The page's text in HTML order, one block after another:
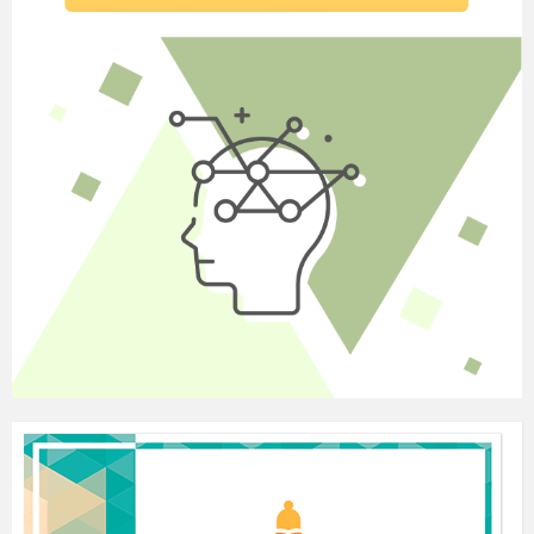
active and quickly. Because for every right answer you
will get such nice smiles.
3. Warming up.
All over the world people of different ages are
very fond of sports and games. Sport does not only
help people to become strong and to develop
physically but also makes them more organized and
better disciplined in their daily activities. Sport helps
people to keep fit.
So, is physical training an important subject at
school?
But at the same time a great number of people
don’t go in for sports. Some of them realize that sport
is useful but prefer watching sport on TV to going in
So, let’s remember some kinds of sports. Look
at the slides it helps you to do the follow activity.
Activity 1. Do the riddles.
A game for two teams that you play with a